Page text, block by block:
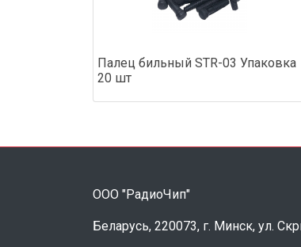
Палец бильный STR-03 Упаковка
20 шт
ООО "РадиоЧип"
Беларусь, 220073, г. Минск, ул.